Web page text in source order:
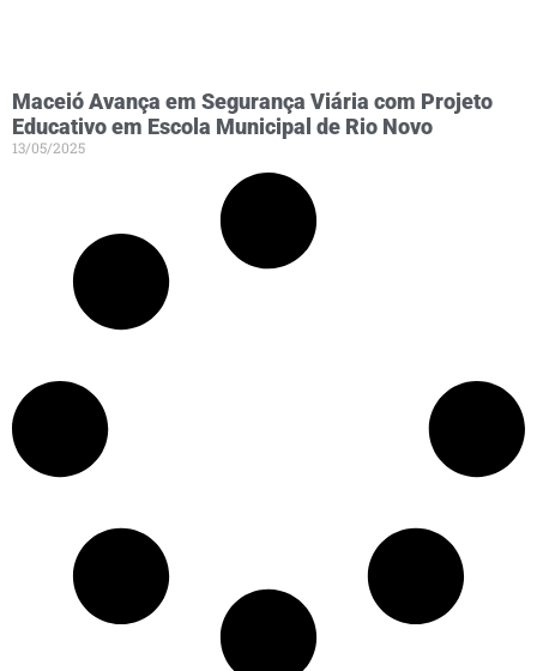
Maceió Avança em Segurança Viária com Projeto
Educativo em Escola Municipal de Rio Novo
13/05/2025